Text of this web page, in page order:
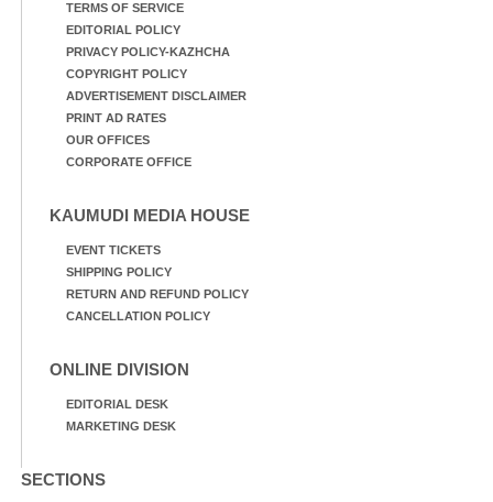
TERMS OF SERVICE
EDITORIAL POLICY
PRIVACY POLICY-KAZHCHA
COPYRIGHT POLICY
ADVERTISEMENT DISCLAIMER
PRINT AD RATES
OUR OFFICES
CORPORATE OFFICE
KAUMUDI MEDIA HOUSE
EVENT TICKETS
SHIPPING POLICY
RETURN AND REFUND POLICY
CANCELLATION POLICY
ONLINE DIVISION
EDITORIAL DESK
MARKETING DESK
SECTIONS